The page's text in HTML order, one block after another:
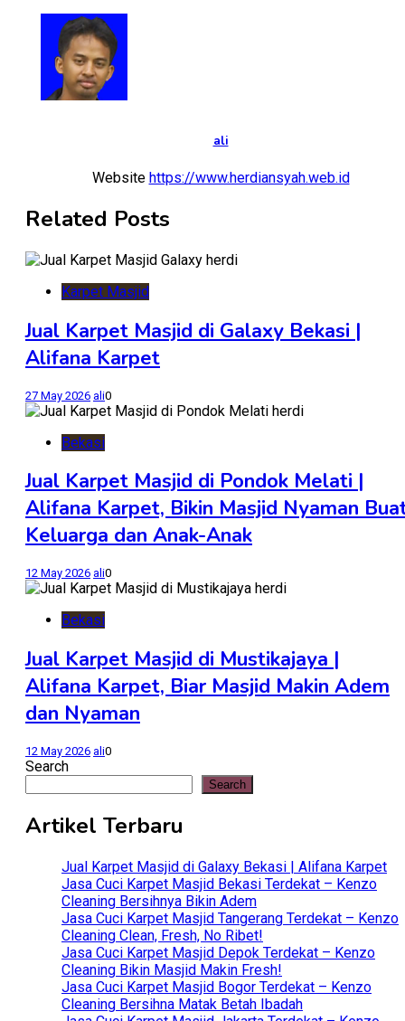
ali
Website https://www.herdiansyah.web.id
Related Posts
Karpet Masjid
Jual Karpet Masjid di Galaxy Bekasi |
Alifana Karpet
27 May 2026 ali0
Bekasi
Jual Karpet Masjid di Pondok Melati |
Alifana Karpet, Bikin Masjid Nyaman
Keluarga dan Anak-Anak
12 May 2026 ali0
Bekasi
Jual Karpet Masjid di Mustikajaya |
Alifana Karpet, Biar Masjid Makin Adem
dan Nyaman
12 May 2026 ali0
Search
Search
Artikel Terbaru
Jual Karpet Masjid di Galaxy Bekasi | Alifana Karpet
Jasa Cuci Karpet Masjid Bekasi Terdekat – Kenzo
Cleaning Bersihnya Bikin Adem
Jasa Cuci Karpet Masjid Tangerang Terdekat – Kenzo
Cleaning Clean, Fresh, No Ribet!
Jasa Cuci Karpet Masjid Depok Terdekat – Kenzo
Cleaning Bikin Masjid Makin Fresh!
Jasa Cuci Karpet Masjid Bogor Terdekat – Kenzo
Cleaning Bersihna Matak Betah Ibadah